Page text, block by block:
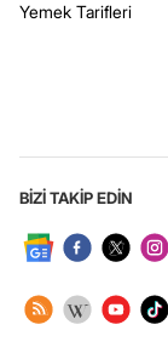
Yemek Tarifleri
BİZİ TAKİP EDİN